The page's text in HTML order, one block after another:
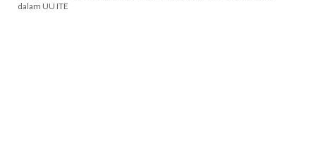
dalam UU ITE